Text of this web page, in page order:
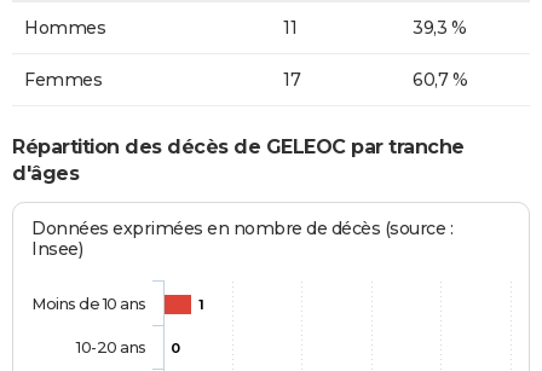
Hommes 11 39,3 %
Femmes 17 60,7 %
Répartition des décès de GELEOC par tranche
d'âges
Données exprimées en nombre de décès (source :
Insee)
1
0
Moins de 10 ans
10-20 ans